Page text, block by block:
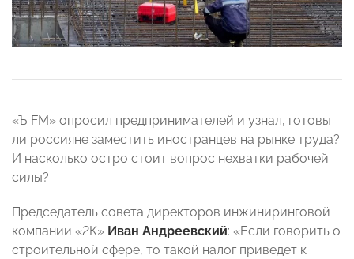
«Ъ FM» опросил предпринимателей и узнал, готовы
ли россияне заместить иностранцев на рынке труда?
И насколько остро стоит вопрос нехватки рабочей
силы?
Председатель совета директоров инжиниринговой
компании «2К» Иван Андреевский: «Если говорить о
строительной сфере, то такой налог приведет к